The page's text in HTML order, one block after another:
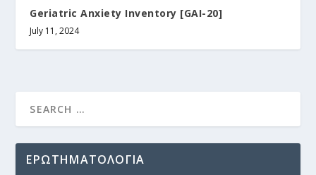
Geriatric Anxiety Inventory [GAI-20]
July 11, 2024
ΕΡΩΤΗΜΑΤΟΛΟΓΙΑ